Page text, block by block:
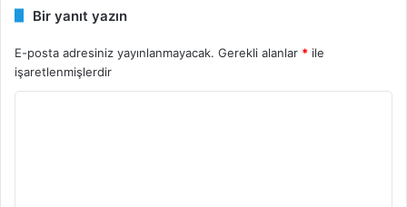
Bir yanıt yazın
E-posta adresiniz yayınlanmayacak. Gerekli alanlar * ile
işaretlenmişlerdir